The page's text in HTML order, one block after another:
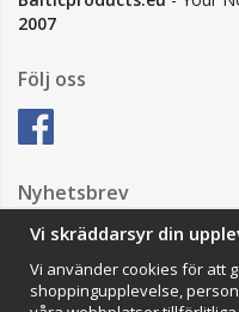
2007
Följ oss
Nyhetsbrev
Vi skräddarsyr din
Vi använder cookies för att
shoppingupplevelse,